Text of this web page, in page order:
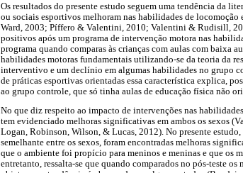
Os resultados do presente estudo seguem uma tendência da
ou sociais esportivos melhoram nas habilidades de
Ward, 2003; Píffero & Valentini, 2010; Valentini & Rudisill,
positivos após um programa de intervenção motora nas
programa quando comparas às crianças com aulas com
habilidades motoras fundamentais utilizando-se da teoria da
interventivo e um declínio em algumas habilidades no grupo
de práticas esportivas orientadas essa característica explica,
ao grupo controle, que só tinha aulas de educação física não
No que diz respeito ao impacto de intervenções nas
tem evidenciado melhoras significativas em ambos os
Logan, Robinson, Wilson, & Lucas, 2012). No presente
semelhante entre os sexos, foram encontradas melhoras
que o ambiente foi propício para meninos e meninas e que os
entretanto, ressalta-se que quando comparados no pós-teste